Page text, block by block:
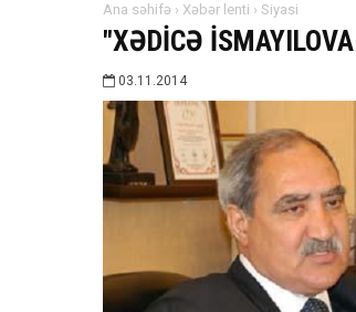
Ana səhifə › Xəbər lenti › Siyasi
"XƏDİCƏ
03.11.2014